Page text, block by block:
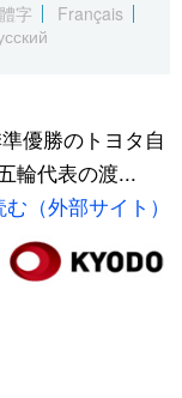
Русский
字
Français
優勝のトヨタ自
輪代表の渡...
（外部サイト）